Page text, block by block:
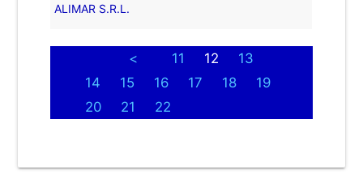
ALIMAR S.R.L.
< 11 12
13
14
15 16 17 18
19
20
21 22